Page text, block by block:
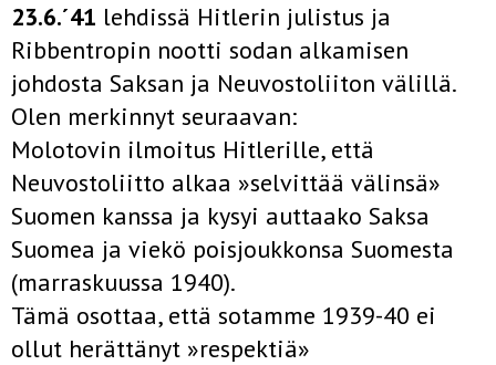
23.6.´41 lehdissä Hitlerin julistus ja
Ribbentropin nootti sodan alkamisen
johdosta Saksan ja Neuvostoliiton välillä.
Olen merkinnyt seuraavan:
Molotovin ilmoitus Hitlerille, että
Neuvostoliitto alkaa »selvittää välinsä»
Suomen kanssa ja kysyi auttaako Saksa
Suomea ja viekö poisjoukkonsa Suomesta
(marraskuussa 1940).
Tämä osottaa, että sotamme 1939-40 ei
ollut herättänyt »respektiä»